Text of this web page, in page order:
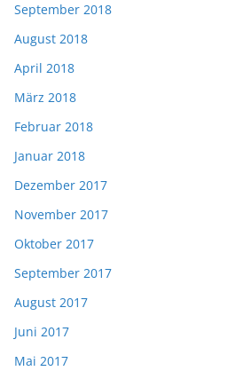
September 2018
August 2018
April 2018
März 2018
Februar 2018
Januar 2018
Dezember 2017
November 2017
Oktober 2017
September 2017
August 2017
Juni 2017
Mai 2017